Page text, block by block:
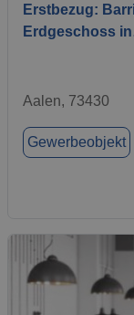
Erstbezug:
Erdgeschoss
Aalen, 73430
Gewerbeobjekt